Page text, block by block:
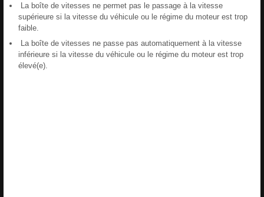
La boîte de vitesses ne permet pas le passage à la vitesse
supérieure si la vitesse du véhicule ou le régime du moteur est trop
faible.
La boîte de vitesses ne passe pas automatiquement à la vitesse
inférieure si la vitesse du véhicule ou le régime du moteur est trop
élevé(e).